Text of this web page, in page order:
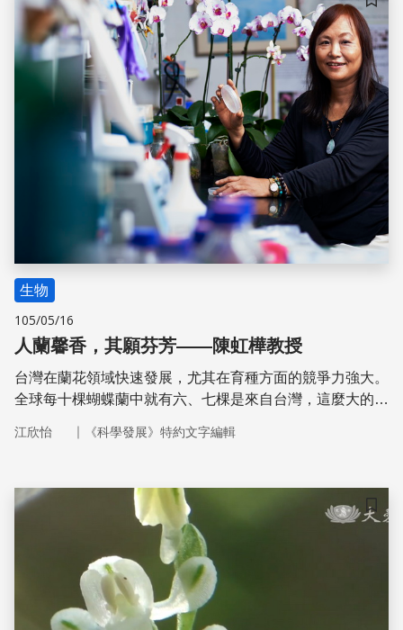
儲存
生物
105/05/16
人蘭馨香，其願芬芳——陳虹樺教授
台灣在蘭花領域快速發展，尤其在育種方面的競爭力強大。
全球每十棵蝴蝶蘭中就有六、七棵是來自台灣，這麼大的商
等，爭相育種，也讓各式的蘭花不斷地在全球競相爭豔綻
心努力地建立了蘭花基因資料庫及蘭花功能基因體學，更以
小蘭嶼蝴蝶蘭為標的，完成全世界第一個全基因體解序的蘭
科植物，此一貢獻背後的功臣非陳虹樺莫屬。
江欣怡 ｜ 《科學發展》特約文字編輯
儲存